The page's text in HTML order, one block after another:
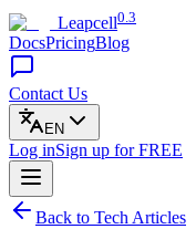
Leapcell0.3
DocsPricingBlog
Contact Us
EN
Log inSign up for FREE
Back to Tech Articles